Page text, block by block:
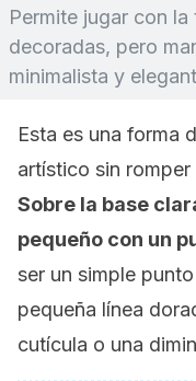
Permite jugar con
decoradas, pero
minimalista y
Esta es una forma
artístico sin
Sobre la base
pequeño con un
ser un simple
pequeña línea
cutícula o una